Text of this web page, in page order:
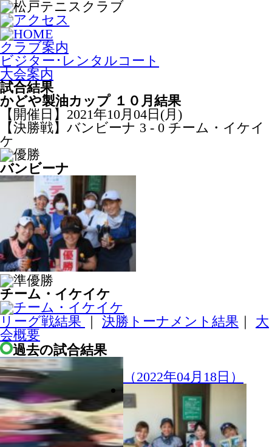
クラブ案内
ビジター･レンタルコート
大会案内
試合結果
かどや製油カップ １０月結果
【開催日】2021年10月04日(月)
【決勝戦】バンビーナ 3 - 0 チーム・イケイ
ケ
バンビーナ
チーム・イケイケ
リーグ戦結果｜決勝トーナメント結果
会概要
過去の試合結果
（2022年04月18日）
（2022年03月14日）
（2022年02月14日）
（2021年12月13日）
（2021年12月06日）
（2021年11月08日）
（2021年11月01日）